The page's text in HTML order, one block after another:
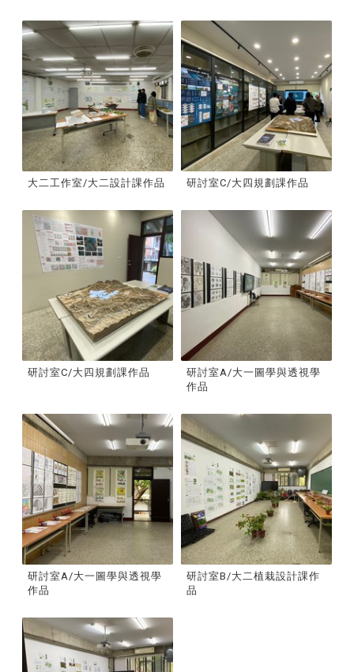
大二工作室/大二設計課作品 研討室C/大四規劃課作品
研討室C/大四規劃課作品
研討室A/大一圖學與透視學
作品
研討室A/大一圖學與透視學
作品
研討室B/大二植栽設計課作
品